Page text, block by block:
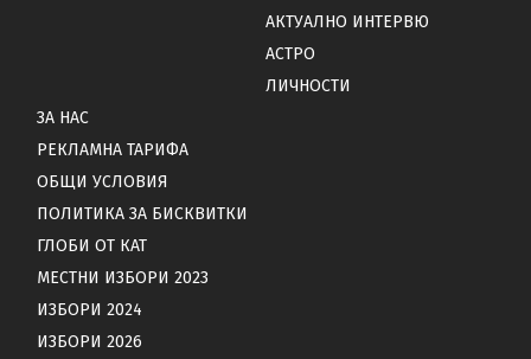
АКТУАЛНО ИНТЕРВЮ
АСТРО
ЛИЧНОСТИ
ЗА НАС
РЕКЛАМНА ТАРИФА
ОБЩИ УСЛОВИЯ
ПОЛИТИКА ЗА БИСКВИТКИ
ГЛОБИ ОТ КАТ
МЕСТНИ ИЗБОРИ 2023
ИЗБОРИ 2024
ИЗБОРИ 2026